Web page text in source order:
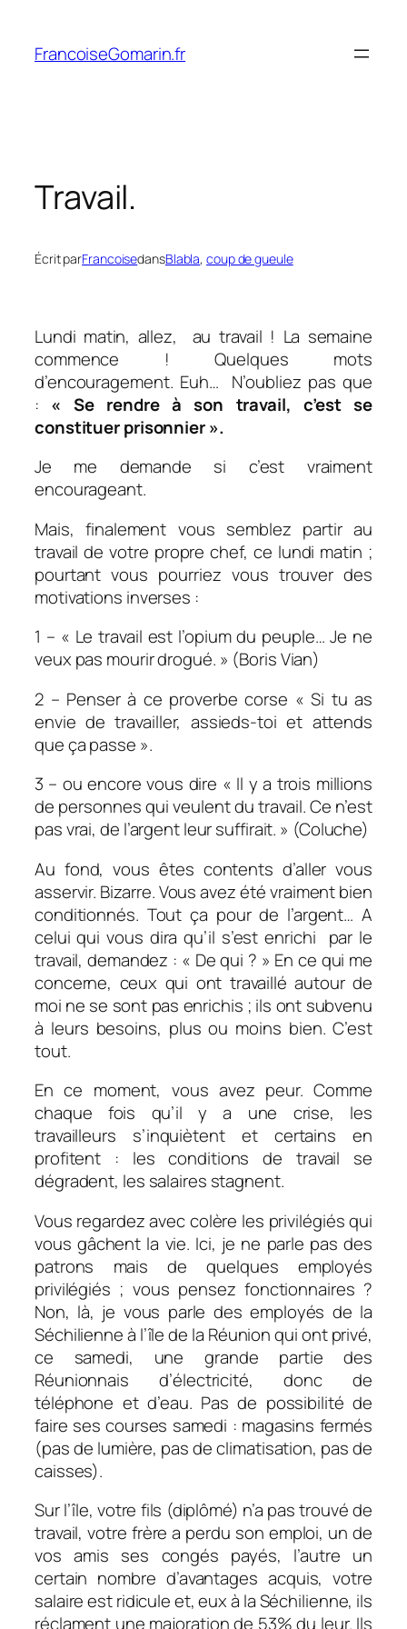
contenu
FrancoiseGomarin.fr
Travail.
Écrit parFrancoisedansBlabla, coup de gueule
Lundi matin, allez, au travail ! La semaine
commence ! Quelques mots
d’encouragement. Euh… N’oubliez pas que
: « Se rendre à son travail, c’est se
constituer prisonnier ».
Je me demande si c’est vraiment
encourageant.
Mais, finalement vous semblez partir au
travail de votre propre chef, ce lundi matin ;
pourtant vous pourriez vous trouver des
motivations inverses :
1 – « Le travail est l’opium du peuple… Je ne
veux pas mourir drogué. » (Boris Vian)
2 – Penser à ce proverbe corse « Si tu as
envie de travailler, assieds-toi et attends
que ça passe ».
3 – ou encore vous dire « Il y a trois millions
de personnes qui veulent du travail. Ce n’est
pas vrai, de l’argent leur suffirait. » (Coluche)
Au fond, vous êtes contents d’aller vous
asservir. Bizarre. Vous avez été vraiment bien
conditionnés. Tout ça pour de l’argent… A
celui qui vous dira qu’il s’est enrichi par le
travail, demandez : « De qui ? » En ce qui me
concerne, ceux qui ont travaillé autour de
moi ne se sont pas enrichis ; ils ont subvenu
à leurs besoins, plus ou moins bien. C’est
tout.
En ce moment, vous avez peur. Comme
chaque fois qu’il y a une crise, les
travailleurs s’inquiètent et certains en
profitent : les conditions de travail se
dégradent, les salaires stagnent.
Vous regardez avec colère les privilégiés qui
vous gâchent la vie. Ici, je ne parle pas des
patrons mais de quelques employés
privilégiés ; vous pensez fonctionnaires ?
Non, là, je vous parle des employés de la
Séchilienne à l’île de la Réunion qui ont privé,
ce samedi, une grande partie des
Réunionnais d’électricité, donc de
téléphone et d’eau. Pas de possibilité de
faire ses courses samedi : magasins fermés
(pas de lumière, pas de climatisation, pas de
caisses).
Sur l’île, votre fils (diplômé) n’a pas trouvé de
travail, votre frère a perdu son emploi, un de
vos amis ses congés payés, l’autre un
certain nombre d’avantages acquis, votre
salaire est ridicule et, eux à la Séchilienne, ils
réclament une majoration de 53% du leur. Ils